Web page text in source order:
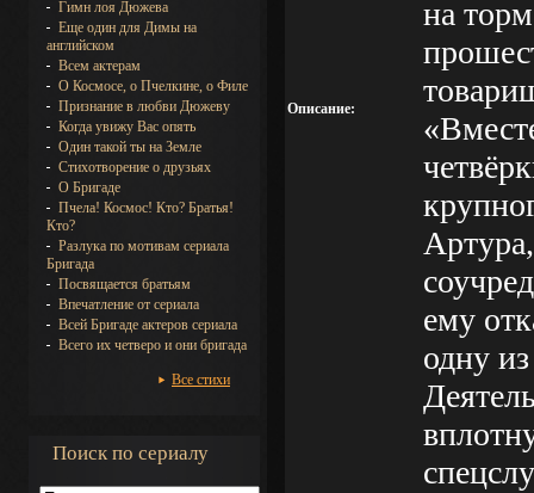
Гимн лоя Дюжева
Еще один для Димы на
английском
Всем актерам
О Космосе, о Пчелкине, о Филе
Признание в любви Дюжеву
Когда увижу Вас опять
Один такой ты на Земле
Стихотворение о друзьях
О Бригаде
Пчела! Космос! Кто? Братья!
Кто?
Разлука по мотивам сериала
Бригада
Посвящается братьям
Впечатление от сериала
Всей Бригаде актеров сериала
Всего их четверо и они бригада
Все стихи
Поиск по сериалу
Описание:
на
ему
одну